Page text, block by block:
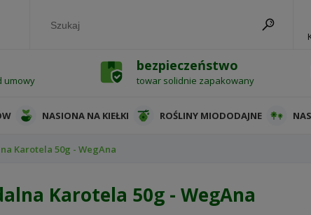
umowy
bezpieczeństwo
towar solidnie zapakowany
NASIONA NA KIEŁKI ROŚLINY MIODODAJNE
Karotela 50g - WegAna
Karotela 50g - WegAna